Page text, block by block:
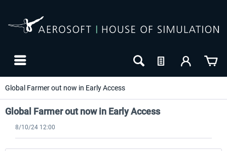
Global Farmer out now in Early Access
Global Farmer out now in Early Access
8/10/24 12:00